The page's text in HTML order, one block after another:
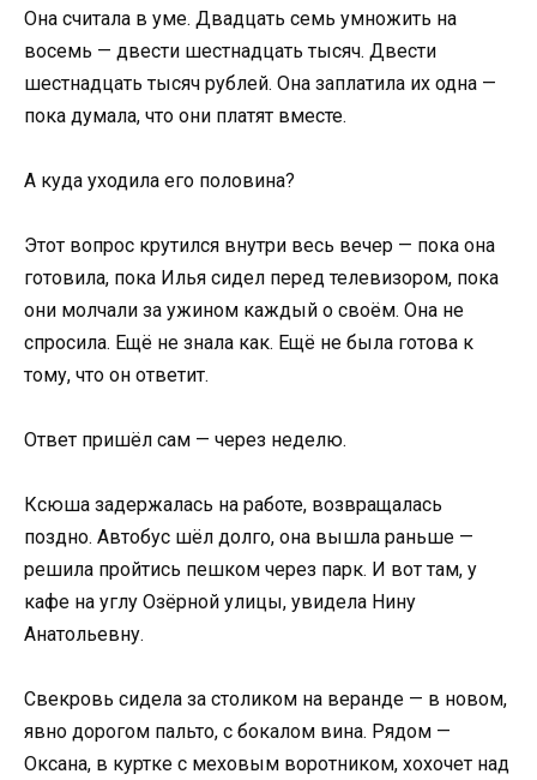
Она считала в уме. Двадцать семь умножить на
восемь — двести шестнадцать тысяч. Двести
шестнадцать тысяч рублей. Она заплатила их одна —
пока думала, что они платят вместе.
А куда уходила его половина?
Этот вопрос крутился внутри весь вечер — пока она
готовила, пока Илья сидел перед телевизором, пока
они молчали за ужином каждый о своём. Она не
спросила. Ещё не знала как. Ещё не была готова к
тому, что он ответит.
Ответ пришёл сам — через неделю.
Ксюша задержалась на работе, возвращалась
поздно. Автобус шёл долго, она вышла раньше —
решила пройтись пешком через парк. И вот там, у
кафе на углу Озёрной улицы, увидела Нину
Анатольевну.
Свекровь сидела за столиком на веранде — в новом,
явно дорогом пальто, с бокалом вина. Рядом —
Оксана, в куртке с меховым воротником, хохочет над